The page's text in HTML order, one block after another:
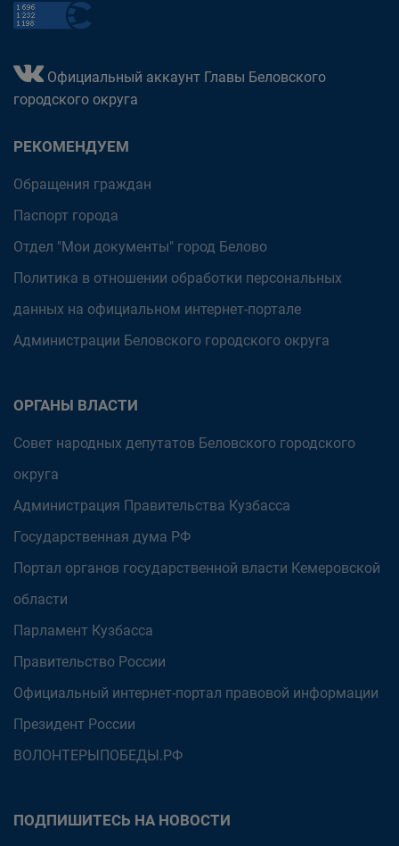
Официальный аккаунт Главы Беловского
городского округа
РЕКОМЕНДУЕМ
Обращения граждан
Паспорт города
Отдел "Мои документы" город Белово
Политика в отношении обработки персональных
данных на официальном интернет-портале
Администрации Беловского городского округа
ОРГАНЫ ВЛАСТИ
Совет народных депутатов Беловского городского
округа
Администрация Правительства Кузбасса
Государственная дума РФ
Портал органов государственной власти Кемеровской
области
Парламент Кузбасса
Правительство России
Официальный интернет-портал правовой информации
Президент России
ВОЛОНТЕРЫПОБЕДЫ.РФ
ПОДПИШИТЕСЬ НА НОВОСТИ